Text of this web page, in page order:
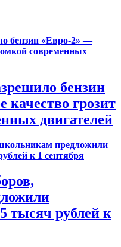
бензин
качество грозит
двигателей
тысяч рублей к